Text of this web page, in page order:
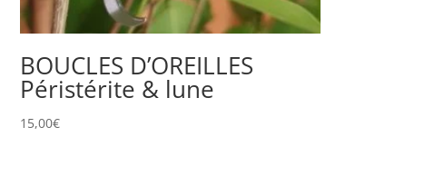
BOUCLES D’OREILLES
Péristérite & lune
15,00€